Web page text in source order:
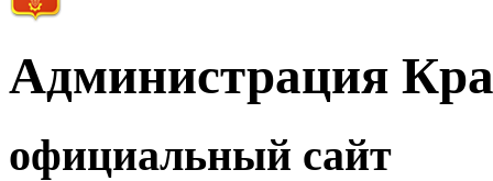
Администрация
официальный сайт